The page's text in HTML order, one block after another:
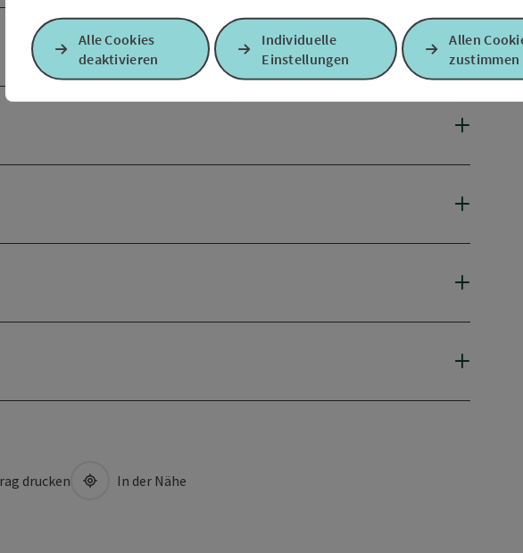
drucken In der Nähe
Alle Cookies
deaktivieren
Individuelle
Einstellungen
Allen
zustimmen